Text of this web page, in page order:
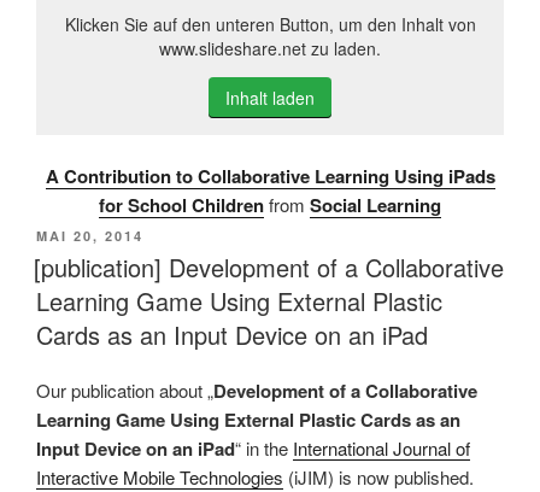
Klicken Sie auf den unteren Button, um den Inhalt von
www.slideshare.net zu laden.
Inhalt laden
A Contribution to Collaborative Learning Using iPads
for School Childrenfrom Social Learning
VERÖFFENTLICHT
AM
MAI 20, 2014
[publication] Development of a Collaborative
Learning Game Using External Plastic
Cards as an Input Device on an iPad
Our publication about „Development of a Collaborative
Learning Game Using External Plastic Cards as an
Input Device on an iPad“ in the International Journal of
Interactive Mobile Technologies (iJIM) is now published.